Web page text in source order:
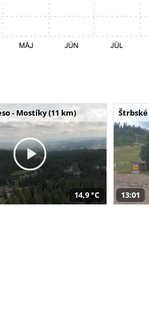
- Mostíky (11 km)
14,9 °C
Štrbské
13:01